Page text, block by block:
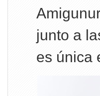
junto a
es única